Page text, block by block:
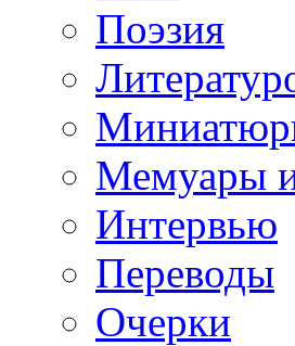
Поэзия
Мемуары
Интервью
Переводы
Очерки